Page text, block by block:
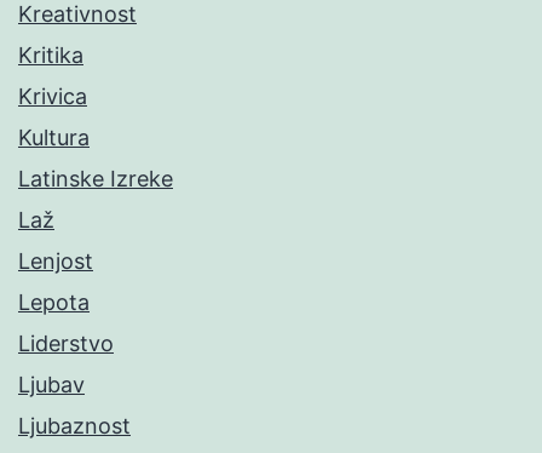
Kreativnost
Kritika
Krivica
Kultura
Latinske Izreke
Laž
Lenjost
Lepota
Liderstvo
Ljubav
Ljubaznost